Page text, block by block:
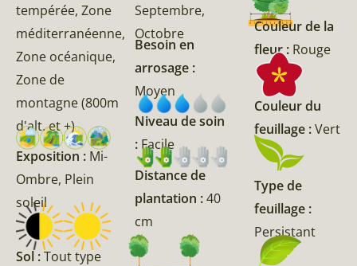
tempérée, Zone
méditerranéenne,
Zone océanique,
Zone de
montagne (800m
d'alt. et +)
Exposition : Mi-
Ombre, Plein
soleil
Sol :Tout type
Septembre,
Octobre
Besoin en
arrosage :
Moyen
Niveau de soin
: Facile
Distance de
plantation :40
cm
Couleur de la
fleur : Rouge
Couleur du
feuillage :Vert
Type de
feuillage :
Persistant